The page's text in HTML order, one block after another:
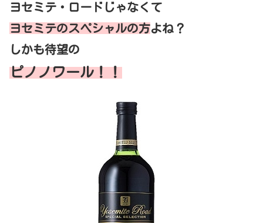
ヨセミテ・ロードじゃなくて
ヨセミテのスペシャルの方よね？
しかも待望の
ピノノワール！！